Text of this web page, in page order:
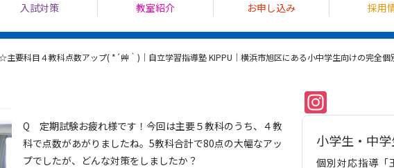
要科目４教科点数アップ( *´艸｀)｜自立学習指導塾 KIPPU｜横浜市旭区にある小中学生向けの完全個
Q 定期試験お疲れ様です！今回は主要５教科のうち、４教
科で点数があがりましたね。5教科合計で80点の大幅なアッ
プでしたが、どんな対策をしましたか？
小学生・中
個別対応指導「